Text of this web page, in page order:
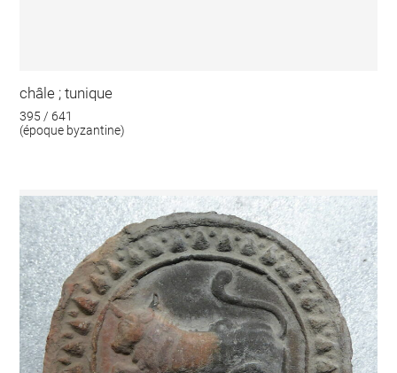
châle ; tunique
395 / 641
(époque byzantine)